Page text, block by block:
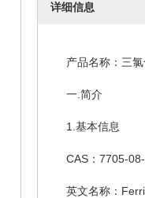
详细信息
产品名称：三
一.简介
1.基本信息
CAS：7705-
英文名称：